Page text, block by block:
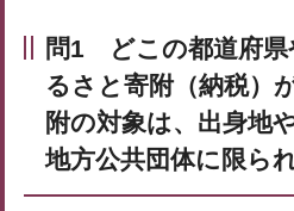
問1 どこの都道府県
るさと寄附（納税）
附の対象は、出身地
地方公共団体に限ら